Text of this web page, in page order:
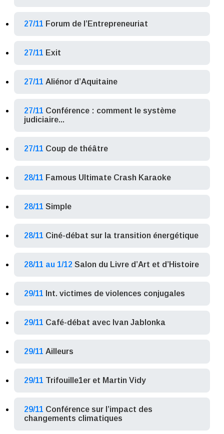
27/11 Forum de l’Entrepreneuriat
27/11 Exit
27/11 Aliénor d’Aquitaine
27/11 Conférence : comment le système
judiciaire...
27/11 Coup de théâtre
28/11 Famous Ultimate Crash Karaoke
28/11 Simple
28/11 Ciné-débat sur la transition énergétique
28/11 au 1/12 Salon du Livre d’Art et d’Histoire
29/11 Int. victimes de violences conjugales
29/11 Café-débat avec Ivan Jablonka
29/11 Ailleurs
29/11 Trifouille1er et Martin Vidy
29/11 Conférence sur l’impact des
changements climatiques